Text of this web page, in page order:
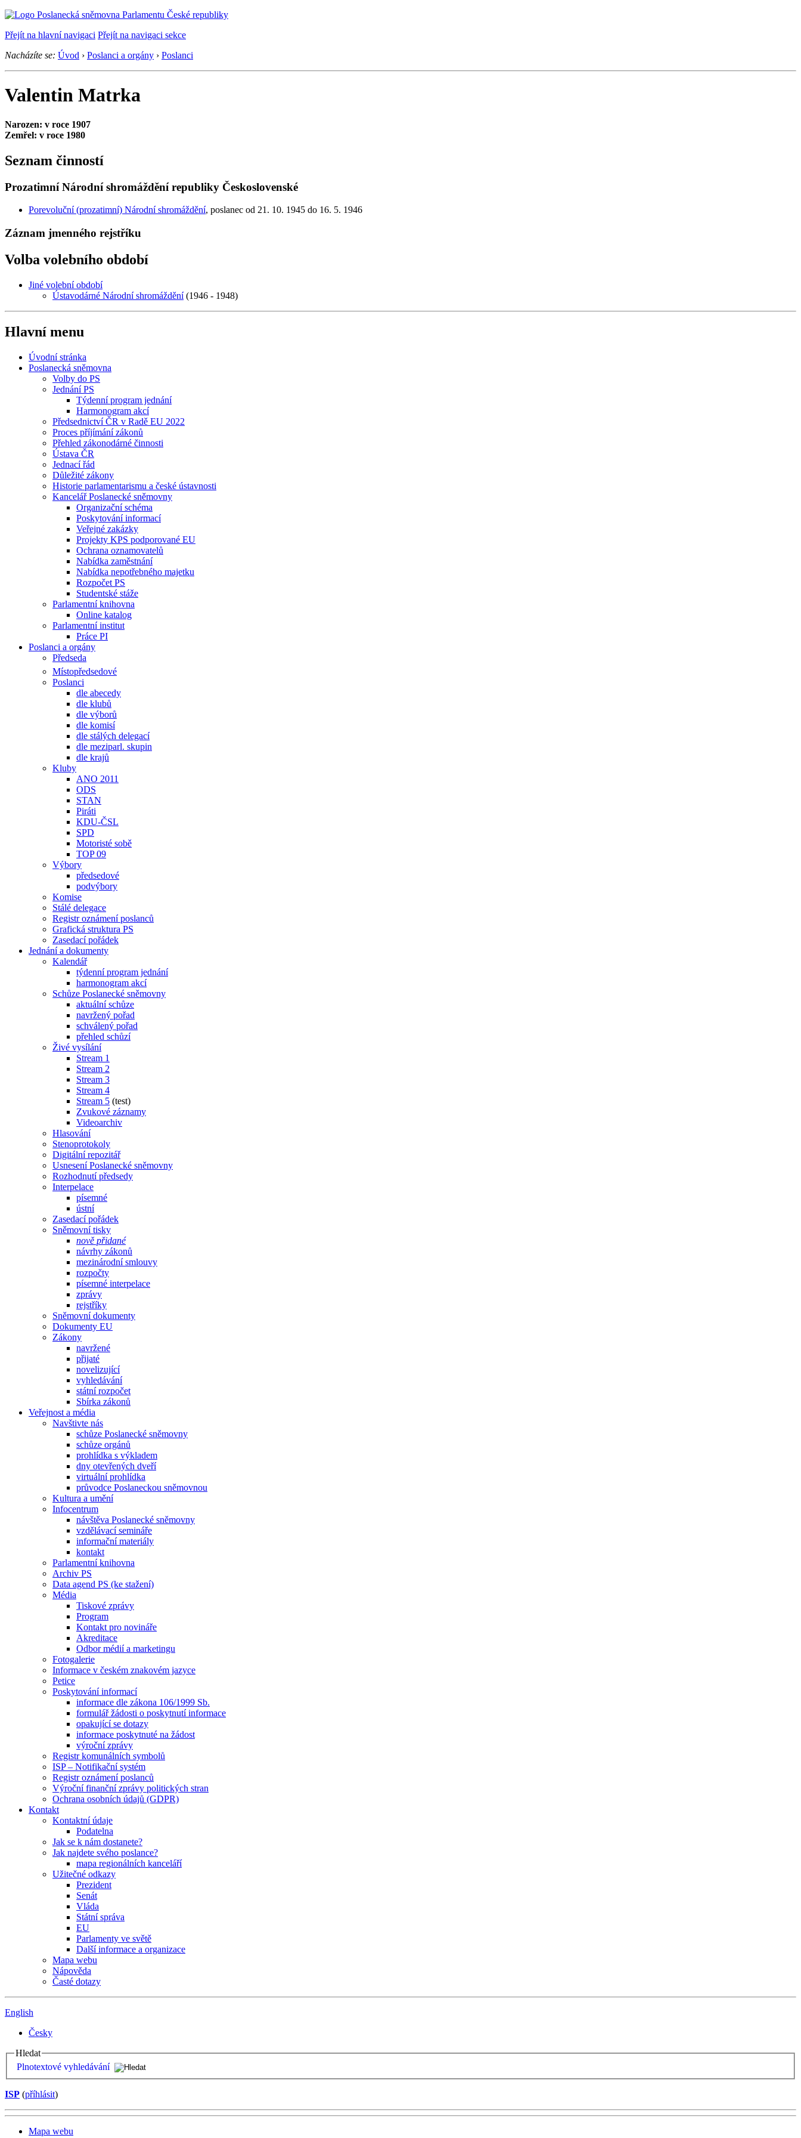
Přejít na hlavní navigaci Přejít na navigaci sekce
Nacházíte se: Úvod › Poslanci a orgány › Poslanci
Valentin Matrka
Narozen: v roce 1907
Zemřel: v roce 1980
Seznam činností
Prozatimní Národní shromáždění republiky Československé
Porevoluční (prozatimní) Národní shromáždění, poslanec od 21. 10. 1945 do 16. 5. 1946
Záznam jmenného rejstříku
Volba volebního období
Jiné volební období
Ústavodárné Národní shromáždění(1946 - 1948)
Hlavní menu
Úvodní stránka
Poslanecká sněmovna
Volby do PS
Jednání PS
Týdenní program jednání
Harmonogram akcí
Předsednictví ČR v Radě EU 2022
Proces příjímání zákonů
Přehled zákonodárné činnosti
Ústava ČR
Jednací řád
Důležité zákony
Historie parlamentarismu a české ústavnosti
Kancelář Poslanecké sněmovny
Organizační schéma
Poskytování informací
Veřejné zakázky
Projekty KPS podporované EU
Ochrana oznamovatelů
Nabídka zaměstnání
Nabídka nepotřebného majetku
Rozpočet PS
Studentské stáže
Parlamentní knihovna
Online katalog
Parlamentní institut
Práce PI
Poslanci a orgány
Předseda
Místopředsedové
Poslanci
dle abecedy
dle klubů
dle výborů
dle komisí
dle stálých delegací
dle meziparl. skupin
dle krajů
Kluby
ANO 2011
ODS
STAN
Piráti
KDU-ČSL
SPD
Motoristé sobě
TOP 09
Výbory
předsedové
podvýbory
Komise
Stálé delegace
Registr oznámení poslanců
Grafická struktura PS
Zasedací pořádek
Jednání a dokumenty
Kalendář
týdenní program jednání
harmonogram akcí
Schůze Poslanecké sněmovny
aktuální schůze
navržený pořad
schválený pořad
přehled schůzí
Živé vysílání
Stream 1
Stream 2
Stream 3
Stream 4
Stream 5 (test)
Zvukové záznamy
Videoarchiv
Hlasování
Stenoprotokoly
Digitální repozitář
Usnesení Poslanecké sněmovny
Rozhodnutí předsedy
Interpelace
písemné
ústní
Zasedací pořádek
Sněmovní tisky
nově přidané
návrhy zákonů
mezinárodní smlouvy
rozpočty
písemné interpelace
zprávy
rejstříky
Sněmovní dokumenty
Dokumenty EU
Zákony
navržené
přijaté
novelizující
vyhledávání
státní rozpočet
Sbírka zákonů
Veřejnost a média
Navštivte nás
schůze Poslanecké sněmovny
schůze orgánů
prohlídka s výkladem
dny otevřených dveří
virtuální prohlídka
průvodce Poslaneckou sněmovnou
Kultura a umění
Infocentrum
návštěva Poslanecké sněmovny
vzdělávací semináře
informační materiály
kontakt
Parlamentní knihovna
Archiv PS
Data agend PS (ke stažení)
Média
Tiskové zprávy
Program
Kontakt pro novináře
Akreditace
Odbor médií a marketingu
Fotogalerie
Informace v českém znakovém jazyce
Petice
Poskytování informací
informace dle zákona 106/1999 Sb.
formulář žádosti o poskytnutí informace
opakující se dotazy
informace poskytnuté na žádost
výroční zprávy
Registr komunálních symbolů
ISP – Notifikační systém
Registr oznámení poslanců
Výroční finanční zprávy politických stran
Ochrana osobních údajů (GDPR)
Kontakt
Kontaktní údaje
Podatelna
Jak se k nám dostanete?
Jak najdete svého poslance?
mapa regionálních kanceláří
Užitečné odkazy
Prezident
Senát
Vláda
Státní správa
EU
Parlamenty ve světě
Další informace a organizace
Mapa webu
Nápověda
Časté dotazy
English
Česky
Hledat
Plnotextové vyhledávání
ISP (příhlásit)
Mapa webu